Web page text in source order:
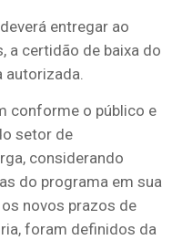
entregar ao
a certidão de baixa do
autorizada.
conforme o público e
setor de
considerando
do programa em sua
novos prazos de
foram definidos da